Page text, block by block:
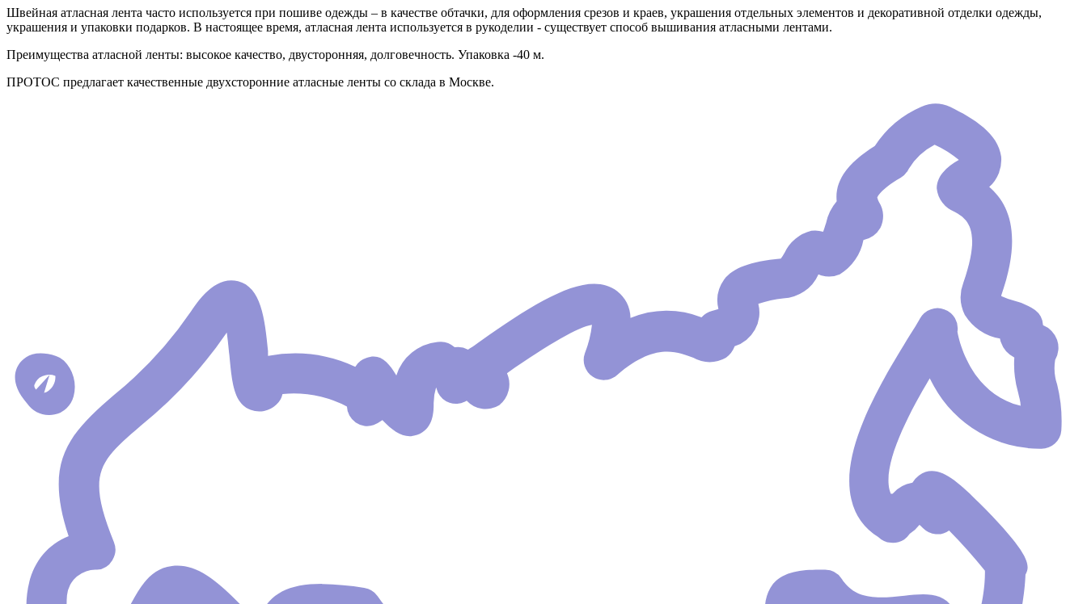
Швейная атласная лента часто используется при пошиве одежды – в качестве обтачки, для оформления срезов и краев, украшения отдельных элементов и декоративной отделки одежды,
украшения и упаковки подарков. В настоящее время, атласная лента используется в рукоделии - существует способ вышивания атласными лентами.
Преимущества атласной ленты: высокое качество, двусторонняя, долговечность. Упаковка -40 м.
ПРОТОС предлагает качественные двухсторонние атласные ленты со склада в Москве.